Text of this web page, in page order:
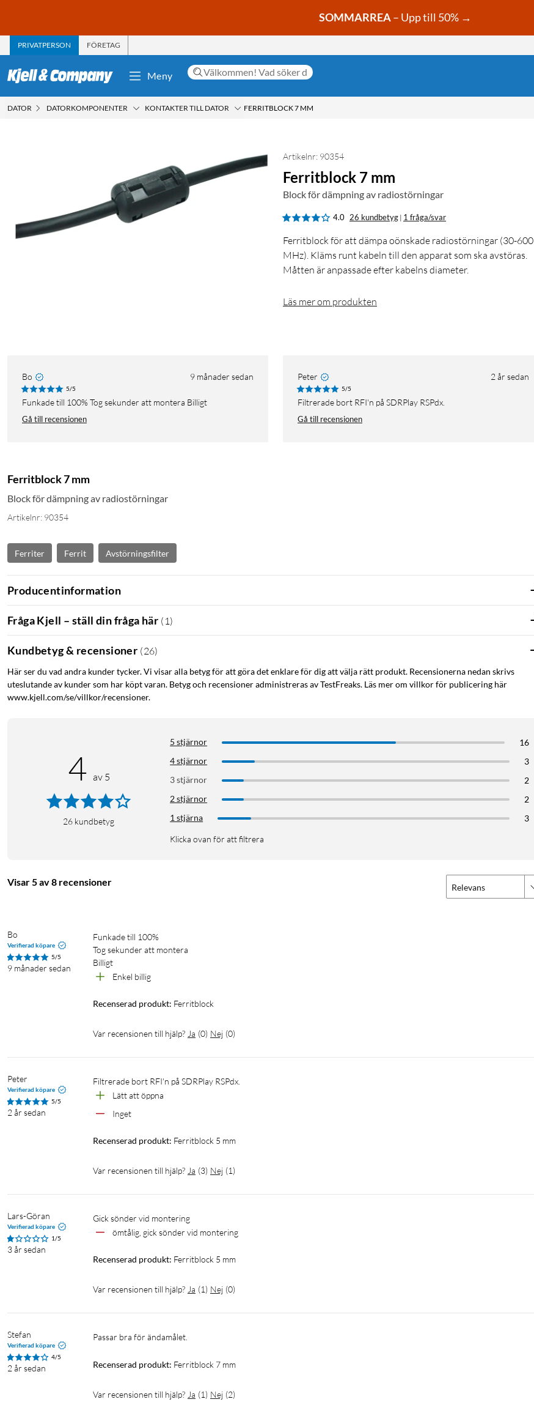
SOMMARREA– Upp till 50% →
PRIVATPERSON FÖRETAG
Meny
DATOR DATORKOMPONENTER KONTAKTER TILL DATOR FERRITBLOCK 7 MM
Artikelnr: 90354
Ferritblock 7 mm
Block för dämpning av radiostörningar
4.0 26 kundbetyg | 1 fråga/svar
Ferritblock för att dämpa oönskade radiostörningar (30-600
MHz). Kläms runt kabeln till den apparat som ska avstöras.
Måtten är anpassade efter kabelns diameter.
Läs mer om produkten
Bo 9 månader sedan
5/5
Funkade till 100% Tog sekunder att montera Billigt
Gå till recensionen
Peter 2 år sedan
5/5
Filtrerade bort RFI'n på SDRPlay RSPdx.
Gå till recensionen
Ferritblock 7 mm
Block för dämpning av radiostörningar
Artikelnr: 90354
Ferriter Ferrit Avstörningsfilter
Producentinformation
Fråga Kjell – ställ din fråga här ( 1 )
Kundbetyg & recensioner (26)
Här ser du vad andra kunder tycker. Vi visar alla betyg för att göra det enklare för dig att välja rätt produkt. Recensionerna nedan skrivs
uteslutande av kunder som har köpt varan. Betyg och recensioner administreras av TestFreaks. Läs mer om villkor för publicering här
www.kjell.com/se/villkor/recensioner.
4 av 5
26 kundbetyg
5 stjärnor
16
4 stjärnor
3
3 stjärnor
2
2 stjärnor
2
1 stjärna
3
Klicka ovan för att filtrera
Visar 5 av 8 recensioner Relevans
Bo
Verifierad köpare
5/5
9 månader sedan
Funkade till 100%
Tog sekunder att montera
Billigt
Enkel billig
Recenserad produkt: Ferritblock
Var recensionen till hjälp? Ja (0) Nej (0)
Peter
Verifierad köpare
5/5
2 år sedan
Filtrerade bort RFI'n på SDRPlay RSPdx.
Lätt att öppna
Inget
Recenserad produkt: Ferritblock 5 mm
Var recensionen till hjälp? Ja (3) Nej (1)
Lars-Göran
Verifierad köpare
1/5
3 år sedan
Gick sönder vid montering
ömtålig, gick sönder vid montering
Recenserad produkt: Ferritblock 5 mm
Var recensionen till hjälp? Ja (1) Nej (0)
Stefan
Verifierad köpare
4/5
2 år sedan
Passar bra för ändamålet.
Recenserad produkt: Ferritblock 7 mm
Var recensionen till hjälp? Ja (1) Nej (2)